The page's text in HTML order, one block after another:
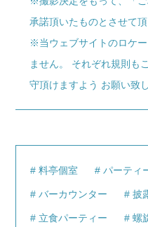
承諾頂いたものとさせて頂
※当ウェブサイトのロケ
ません。 それぞれ規則も
守頂けますよう お願い致
料亭個室 パーティ
バーカウンター 披
立食パーティー 螺